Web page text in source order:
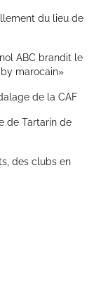
du lieu de
ABC brandit le
marocain»
de la CAF
de Tartarin de
des clubs en